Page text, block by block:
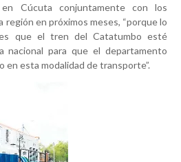
Cúcuta conjuntamente con los
región en próximos meses, “porque lo
que el tren del Catatumbo esté
nacional para que el departamento
en esta modalidad de transporte”.